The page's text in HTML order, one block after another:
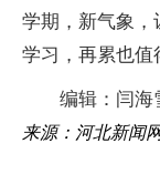
学期，新气象，
学习，再累也值
编辑：闫海
来源：河北新闻